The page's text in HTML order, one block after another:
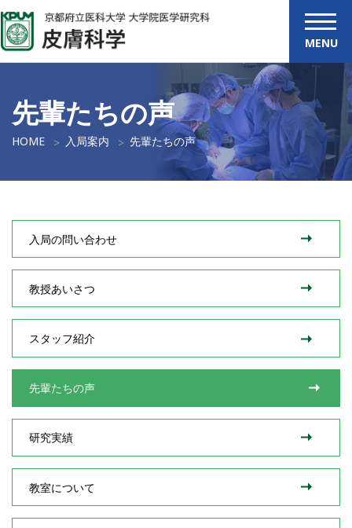
MENU
先輩たちの声
HOME 入局案内 先輩たちの声
入局の問い合わせ
教授あいさつ
スタッフ紹介
先輩たちの声
研究実績
教室について